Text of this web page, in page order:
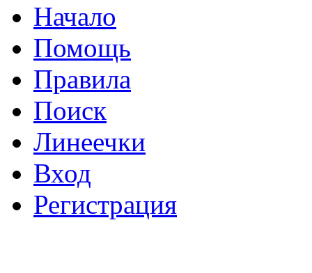
Начало
Помощь
Правила
Поиск
Линеечки
Вход
Регистрация